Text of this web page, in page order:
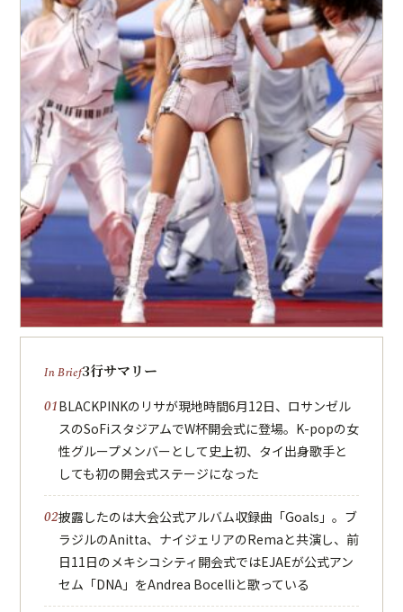
3行サマリー
BLACKPINKのリサが現地時間6月12日、ロサンゼル
スのSoFiスタジアムでW杯開会式に登場。K-popの女
性グループメンバーとして史上初、タイ出身歌手と
しても初の開会式ステージになった
披露したのは大会公式アルバム収録曲「Goals」。ブ
ラジルのAnitta、ナイジェリアのRemaと共演し、前
日11日のメキシコシティ開会式ではEJAEが公式アン
セム「DNA」をAndrea Bocelliと歌っている